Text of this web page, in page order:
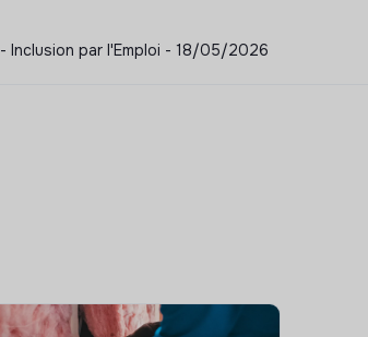
- Inclusion par l'Emploi - 18/05/2026